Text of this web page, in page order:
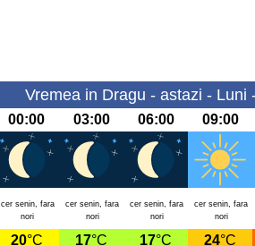
Vremea in Dragu - astazi - Luni
00:00 03:00 06:00 09:00
cer senin, fara
nori
cer senin, fara
nori
cer senin, fara
nori
cer senin, fara
nori
20°C 17°C 17°C 24°C